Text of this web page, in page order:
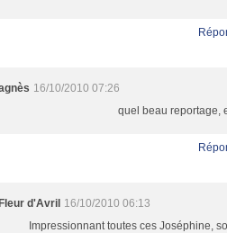
16/10/2010 07:26
quel beau reportage,
Fleur d'Avril 16/10/2010 06:13
Impressionnant toutes ces Joséphine,